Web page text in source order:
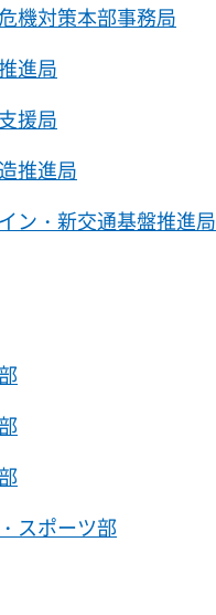
機対策本部事務局
進局
援局
推進局
ン・新交通基盤推進局
スポーツ部